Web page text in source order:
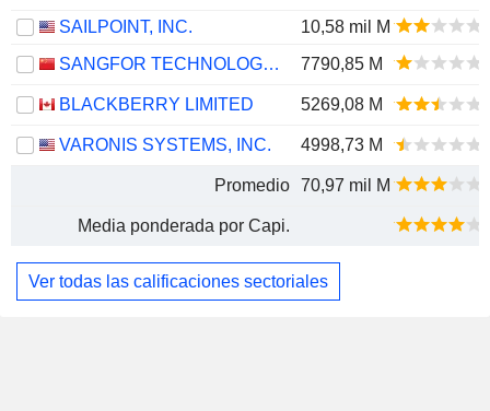
SAILPOINT, INC.
10,58 mil M
SANGFOR TECHNOLOGIES INC.
7790,85 M
BLACKBERRY LIMITED 5269,08 M
VARONIS SYSTEMS, INC. 4998,73 M
Promedio 70,97 mil M
Media ponderada por Capi.
Ver todas las calificaciones sectoriales